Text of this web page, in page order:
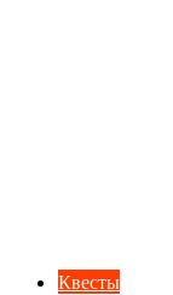
Квесты